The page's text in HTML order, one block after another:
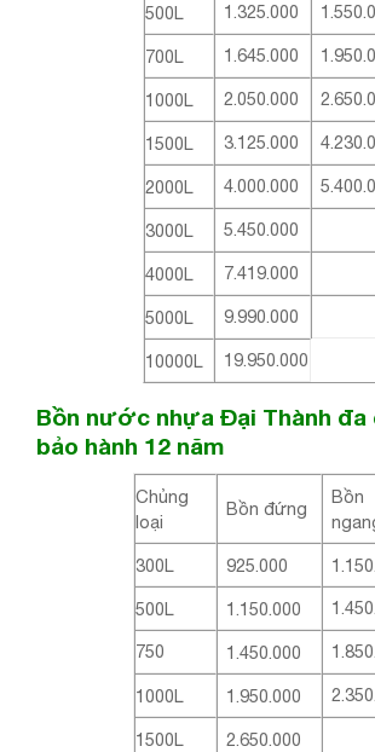
500L 1.325.000
700L 1.645.000
1000L 2.050.000
1500L 3.125.000
2000L 4.000.000
3000L 5.450.000
4000L 7.419.000
5000L 9.990.000
10000L 19.950.000
Bồn nước nhựa Đại Thành đa
bảo hành 12 năm
Chủng
loại
Bồn đứng
Bồn
300L 925.000
500L 1.150.000
750 1.450.000
1000L 1.950.000
1500L 2.650.000